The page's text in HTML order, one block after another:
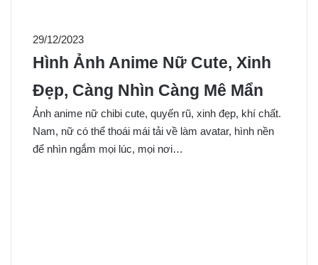
29/12/2023
Hình Ảnh Anime Nữ Cute, Xinh
Đẹp, Càng Nhìn Càng Mê Mẩn
Ảnh anime nữ chibi cute, quyến rũ, xinh đẹp, khí chất.
Nam, nữ có thể thoái mái tải về làm avatar, hình nền
để nhìn ngắm mọi lúc, mọi nơi…